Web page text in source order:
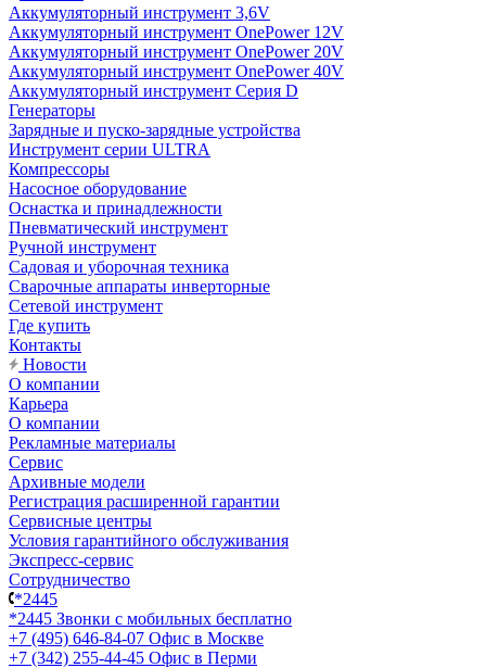
Аккумуляторный инструмент 3,6V
Аккумуляторный инструмент OnePower 12V
Аккумуляторный инструмент OnePower 20V
Аккумуляторный инструмент OnePower 40V
Аккумуляторный инструмент Серия D
Генераторы
Зарядные и пуско-зарядные устройства
Инструмент серии ULTRA
Компрессоры
Насосное оборудование
Оснастка и принадлежности
Пневматический инструмент
Ручной инструмент
Садовая и уборочная техника
Сварочные аппараты инверторные
Сетевой инструмент
Где купить
Контакты
Новости
О компании
Карьера
О компании
Рекламные материалы
Сервис
Архивные модели
Регистрация расширенной гарантии
Сервисные центры
Условия гарантийного обслуживания
Экспресс-сервис
Сотрудничество
*2445
*2445 Звонки с мобильных бесплатно
+7 (495) 646-84-07 Офис в Москве
+7 (342) 255-44-45 Офис в Перми